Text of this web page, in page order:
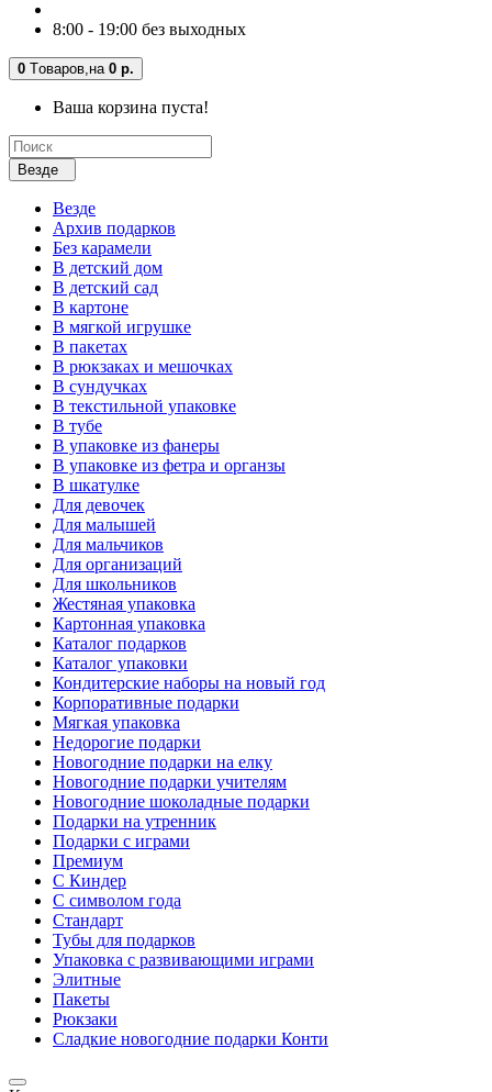
8:00 - 19:00 без выходных
0 Tоваров, на 0 р.
Ваша корзина пуста!
Везде
Везде
Архив подарков
Без карамели
В детский дом
В детский сад
В картоне
В мягкой игрушке
В пакетах
В рюкзаках и мешочках
В сундучках
В текстильной упаковке
В тубе
В упаковке из фанеры
В упаковке из фетра и органзы
В шкатулке
Для девочек
Для малышей
Для мальчиков
Для организаций
Для школьников
Жестяная упаковка
Картонная упаковка
Каталог подарков
Каталог упаковки
Кондитерские наборы на новый год
Корпоративные подарки
Мягкая упаковка
Недорогие подарки
Новогодние подарки на елку
Новогодние подарки учителям
Новогодние шоколадные подарки
Подарки на утренник
Подарки с играми
Премиум
С Киндер
С символом года
Стандарт
Тубы для подарков
Упаковка с развивающими играми
Элитные
Пакеты
Рюкзаки
Сладкие новогодние подарки Конти